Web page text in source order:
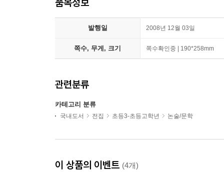
발행일 2008년 12월 03일
쪽수, 무게, 크기 쪽수확인중 | 190*258mm
관련분류
카테고리 분류
국내도서 전집 초등3-초등고학년 논술/문학
이 상품의 이벤트 (4개)